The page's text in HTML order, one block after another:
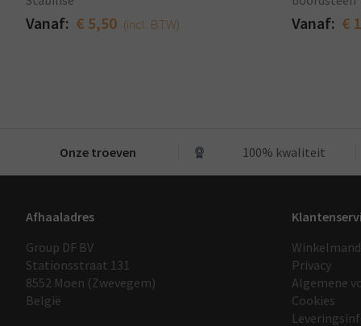
Vanaf: € 5,50 (incl. BTW) Vanaf: €
Onze troeven 100% kwaliteit
Afhaaladres
Group DF BV
Stationsstraat 131
8552 Moen (Zwevegem)
België
Privacy
Algemene
Cookies